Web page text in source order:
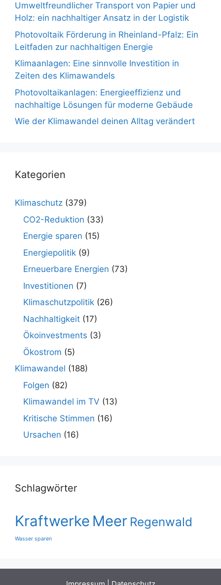
Umweltfreundlicher Transport von Papier und
Holz: ein nachhaltiger Ansatz in der Logistik
Photovoltaik Förderung in Rheinland-Pfalz: Ein
Leitfaden zur nachhaltigen Energie
Klimaanlagen: Eine sinnvolle Investition in
Zeiten des Klimawandels
Photovoltaikanlagen: Energieeffizienz und
nachhaltige Lösungen für moderne Gebäude
Wie der Klimawandel deinen Alltag verändert
Kategorien
Klimaschutz (379)
CO2-Reduktion (33)
Energie sparen (15)
Energiepolitik (9)
Erneuerbare Energien (73)
Investitionen (7)
Klimaschutzpolitik (26)
Nachhaltigkeit (17)
Ökoinvestments (3)
Ökostrom (5)
Klimawandel (188)
Folgen (82)
Klimawandel im TV (13)
Kritische Stimmen (16)
Ursachen (16)
Schlagwörter
Kraftwerke Meer Regenwald
Wasser sparen